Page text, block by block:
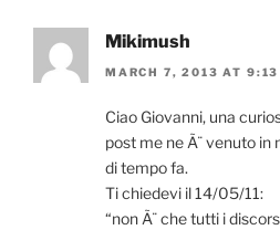
Mikimush
MARCH 7, 2013 AT 9:13
Ciao Giovanni, una
post me ne Ã¨ venuto in
di tempo fa.
Ti chiedevi il 14/05/11:
“non Ã¨ che tutti i